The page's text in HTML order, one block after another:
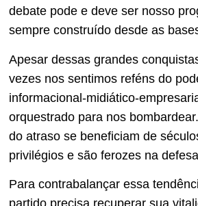
debate pode e deve ser nosso
sempre construído desde as
Apesar dessas grandes
vezes nos sentimos reféns do
informacional-midiático-
orquestrado para nos
do atraso se beneficiam de
privilégios e são ferozes na
Para contrabalançar essa